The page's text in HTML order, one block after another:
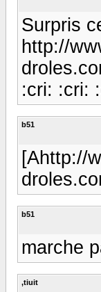
Surpris
http://
:cri: :cri:
b51
[Ahttp://
b51
marche
,tiuit